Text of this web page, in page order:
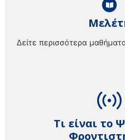
Τι είναι το
Δείτε περισσότερα